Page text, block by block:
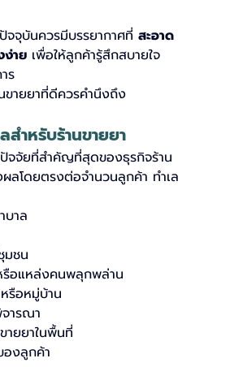
นปัจจุบันควรมีบรรยากาศที่
สะอาด
ง่าย เพื่อให้ลูกค้ารู้สึกสบายใจ
ร
ขายยาที่ดีควรคำนึงถึง
สำหรับร้านขายยา
ปัจจัยที่สำคัญที่สุดของธุรกิจร้าน
ผลโดยตรงต่อจำนวนลูกค้า ทำเล
บาล
มชน
รือแหล่งคนพลุกพล่าน
รือหมู่บ้าน
ารณา
ายยาในพื้นที่
องลูกค้า